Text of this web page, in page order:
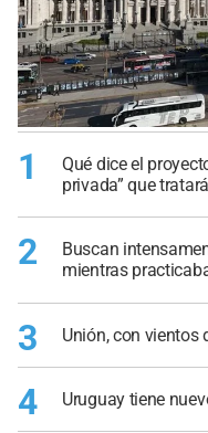
1
Qué dice el
privada” que
2
Buscan
mientras
3 Unión, con vientos
4 Uruguay tiene